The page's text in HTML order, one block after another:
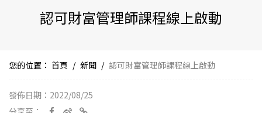
認可財富管理師課程線上啟動
您的位置： 首頁 / 新聞 / 認可財富管理師課程線上啟動
發佈日期：2022/08/25